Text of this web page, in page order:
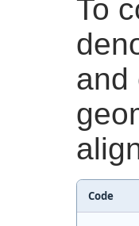
To
and
Code